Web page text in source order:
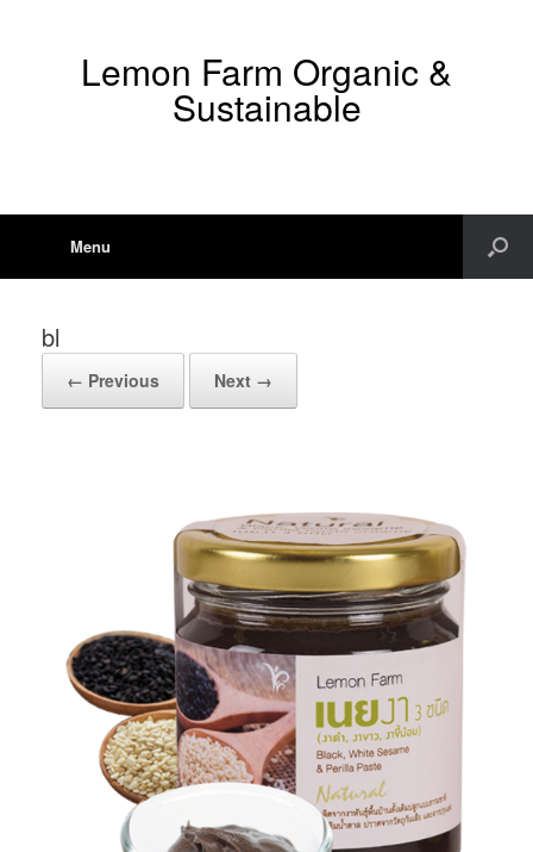
Lemon Farm Organic &
Sustainable
Menu
bl
← Previous Next →